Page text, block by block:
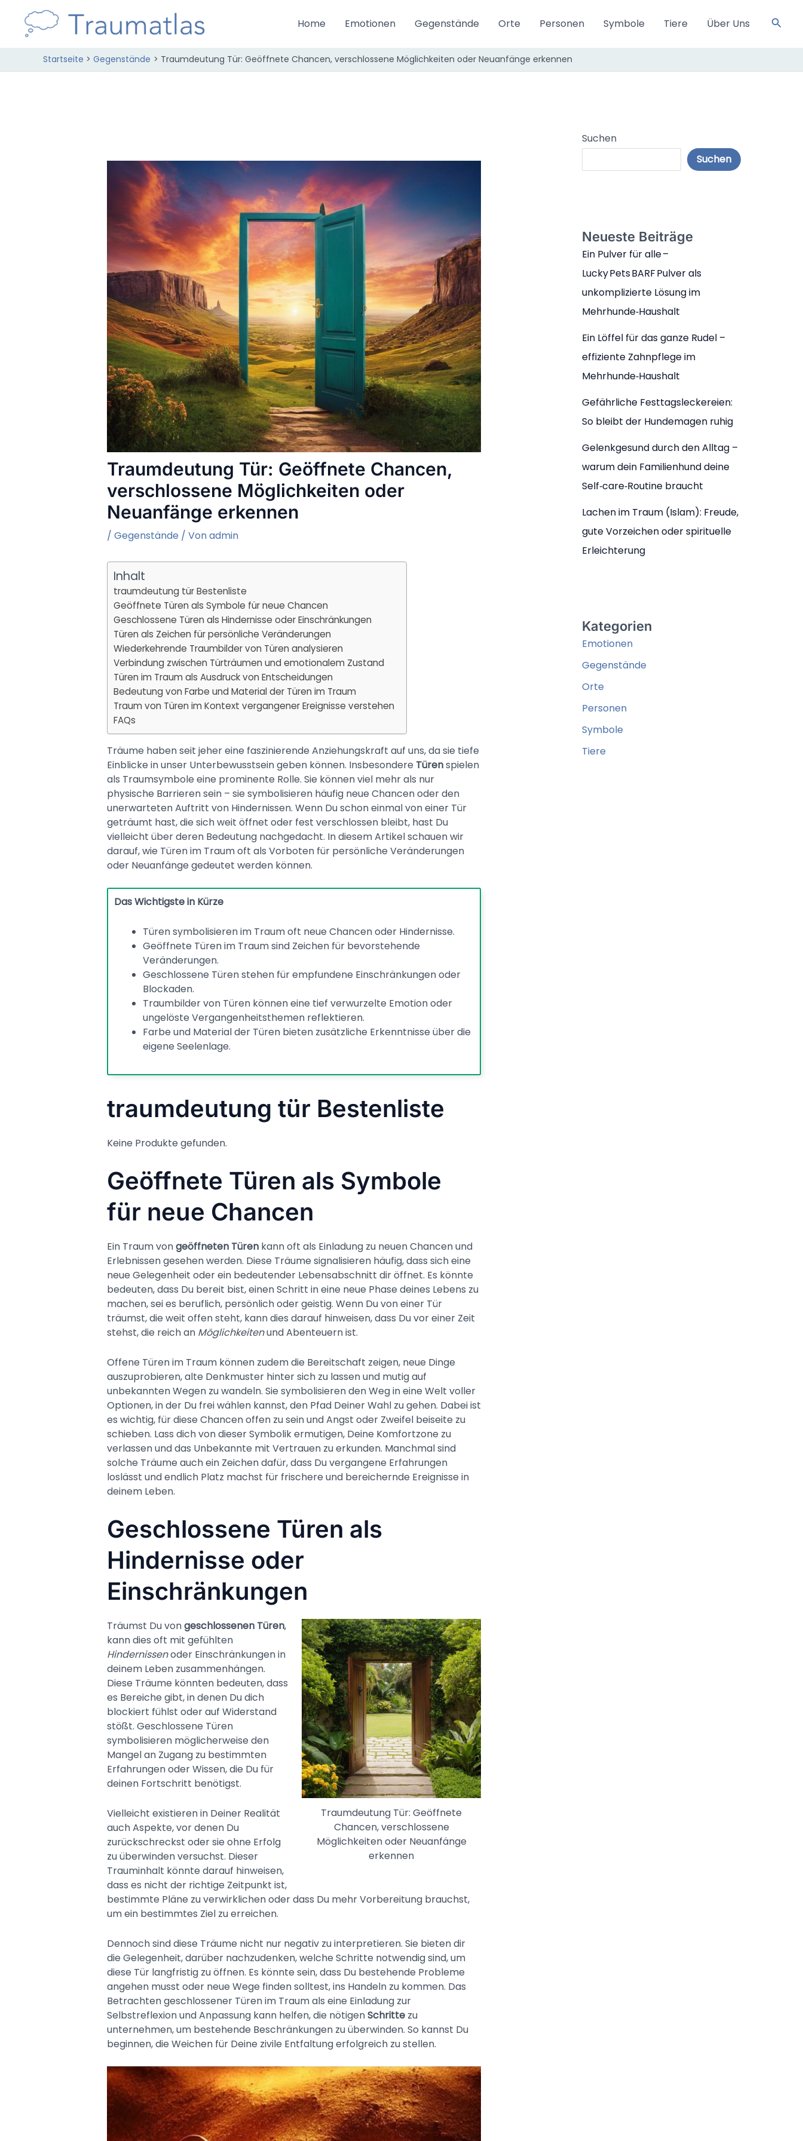
Inhalt
springen
Home Emotionen Gegenstände Orte Personen Symbole Tiere Über Uns
Startseite Gegenstände Traumdeutung Tür: Geöffnete Chancen, verschlossene Möglichkeiten oder Neuanfänge erkennen
Traumdeutung Tür: Geöffnete Chancen,
verschlossene Möglichkeiten oder
Neuanfänge erkennen
/ Gegenstände / Vonadmin
Inhalt
traumdeutung tür Bestenliste
Geöffnete Türen als Symbole für neue Chancen
Geschlossene Türen als Hindernisse oder Einschränkungen
Türen als Zeichen für persönliche Veränderungen
Wiederkehrende Traumbilder von Türen analysieren
Verbindung zwischen Türträumen und emotionalem Zustand
Türen im Traum als Ausdruck von Entscheidungen
Bedeutung von Farbe und Material der Türen im Traum
Traum von Türen im Kontext vergangener Ereignisse verstehen
FAQs
Träume haben seit jeher eine faszinierende Anziehungskraft auf uns, da sie tiefe
Einblicke in unser Unterbewusstsein geben können. Insbesondere Türenspielen
als Traumsymbole eine prominente Rolle. Sie können viel mehr als nur
physische Barrieren sein – sie symbolisieren häufig neue Chancen oder den
unerwarteten Auftritt von Hindernissen. Wenn Du schon einmal von einer Tür
geträumt hast, die sich weit öffnet oder fest verschlossen bleibt, hast Du
vielleicht über deren Bedeutung nachgedacht. In diesem Artikel schauen wir
darauf, wie Türen im Traum oft als Vorboten für persönliche Veränderungen
oder Neuanfänge gedeutet werden können.
Das Wichtigste in Kürze
Türen symbolisieren im Traum oft neue Chancen oder Hindernisse.
Geöffnete Türen im Traum sind Zeichen für bevorstehende
Veränderungen.
Geschlossene Türen stehen für empfundene Einschränkungen oder
Blockaden.
Traumbilder von Türen können eine tief verwurzelte Emotion oder
ungelöste Vergangenheitsthemen reflektieren.
Farbe und Material der Türen bieten zusätzliche Erkenntnisse über die
eigene Seelenlage.
traumdeutung tür Bestenliste
Keine Produkte gefunden.
Geöffnete Türen als Symbole
für neue Chancen
Ein Traum vongeöffneten Türenkann oft als Einladung zu neuen Chancen und
Erlebnissen gesehen werden. Diese Träume signalisieren häufig, dass sich eine
neue Gelegenheit oder ein bedeutender Lebensabschnitt dir öffnet. Es könnte
bedeuten, dass Du bereit bist, einen Schritt in eine neue Phase deines Lebens zu
machen, sei es beruflich, persönlich oder geistig. Wenn Du von einer Tür
träumst, die weit offen steht, kann dies darauf hinweisen, dass Du vor einer Zeit
stehst, die reich an Möglichkeitenund Abenteuern ist.
Offene Türen im Traum können zudem die Bereitschaft zeigen, neue Dinge
auszuprobieren, alte Denkmuster hinter sich zu lassen und mutig auf
unbekannten Wegen zu wandeln. Sie symbolisieren den Weg in eine Welt voller
Optionen, in der Du frei wählen kannst, den Pfad Deiner Wahl zu gehen. Dabei ist
es wichtig, für diese Chancen offen zu sein und Angst oder Zweifel beiseite zu
schieben. Lass dich von dieser Symbolik ermutigen, Deine Komfortzone zu
verlassen und das Unbekannte mit Vertrauen zu erkunden. Manchmal sind
solche Träume auch ein Zeichen dafür, dass Du vergangene Erfahrungen
loslässt und endlich Platz machst für frischere und bereichernde Ereignisse in
deinem Leben.
Geschlossene Türen als
Hindernisse oder
Einschränkungen
Traumdeutung Tür: Geöffnete
Chancen, verschlossene
Möglichkeiten oder Neuanfänge
erkennen
Träumst Du vongeschlossenen Türen,
kann dies oft mit gefühlten
Hindernissenoder Einschränkungen in
deinem Leben zusammenhängen.
Diese Träume könnten bedeuten, dass
es Bereiche gibt, in denen Du dich
blockiert fühlst oder auf Widerstand
stößt. Geschlossene Türen
symbolisieren möglicherweise den
Mangel an Zugang zu bestimmten
Erfahrungen oder Wissen, die Du für
deinen Fortschritt benötigst.
Vielleicht existieren in Deiner Realität
auch Aspekte, vor denen Du
zurückschreckst oder sie ohne Erfolg
zu überwinden versuchst. Dieser
Trauminhalt könnte darauf hinweisen,
dass es nicht der richtige Zeitpunkt ist,
bestimmte Pläne zu verwirklichen oder dass Du mehr Vorbereitung brauchst,
um ein bestimmtes Ziel zu erreichen.
Dennoch sind diese Träume nicht nur negativ zu interpretieren. Sie bieten dir
die Gelegenheit, darüber nachzudenken, welche Schritte notwendig sind, um
diese Tür langfristig zu öffnen. Es könnte sein, dass Du bestehende Probleme
angehen musst oder neue Wege finden solltest, ins Handeln zu kommen. Das
Betrachten geschlossener Türen im Traum als eine Einladung zur
Selbstreflexion und Anpassung kann helfen, die nötigenSchrittezu
unternehmen, um bestehende Beschränkungen zu überwinden. So kannst Du
beginnen, die Weichen für Deine zivile Entfaltung erfolgreich zu stellen.
Suchen
Suchen
Neueste Beiträge
Ein Pulver für alle –
Lucky Pets BARF Pulver als
unkomplizierte Lösung im
Mehrhunde‑Haushalt
Ein Löffel für das ganze Rudel –
effiziente Zahnpflege im
Mehrhunde‑Haushalt
Gefährliche Festtagsleckereien:
So bleibt der Hundemagen ruhig
Gelenkgesund durch den Alltag –
warum dein Familienhund deine
Self‑care‑Routine braucht
Lachen im Traum (Islam): Freude,
gute Vorzeichen oder spirituelle
Erleichterung
Kategorien
Emotionen
Gegenstände
Orte
Personen
Symbole
Tiere